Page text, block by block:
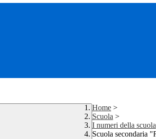
Home >
Scuola >
I numeri della scuola
Scuola secondaria